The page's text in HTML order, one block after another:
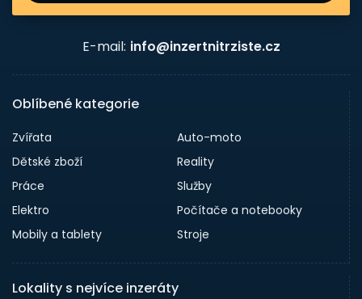
E-mail: info@inzertnitrziste.cz
Oblíbené kategorie
Zvířata
Auto-moto
Dětské zboží
Reality
Práce
Služby
Elektro
Počítače a notebooky
Mobily a tablety
Stroje
Lokality s nejvíce inzeráty